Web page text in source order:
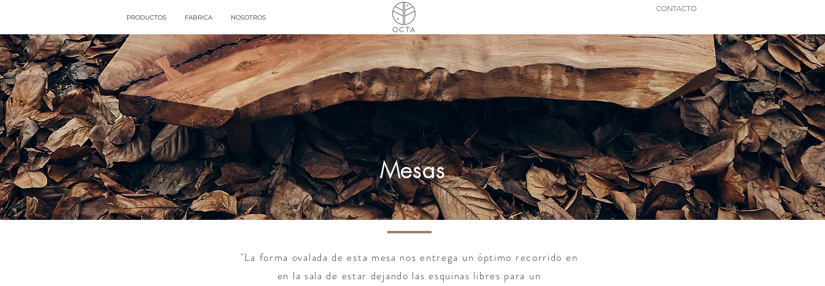
PRODUCTOS FABRICA NOSOTROS
CONTACTO
Mesas
"La forma ovalada de esta mesa nos entrega un óptimo recorrido en
en la sala de estar dejando las esquinas libres para un